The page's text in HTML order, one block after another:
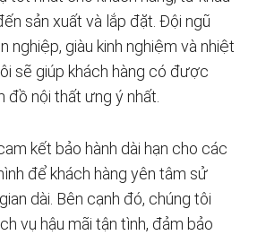
sản xuất và lắp đặt. Đội ngũ
nghiệp, giàu kinh nghiệm và nhiệt
sẽ giúp khách hàng có được
đồ nội thất ưng ý nhất.
kết bảo hành dài hạn cho các
để khách hàng yên tâm sử
dài. Bên cạnh đó, chúng tôi
vụ hậu mãi tận tình, đảm bảo